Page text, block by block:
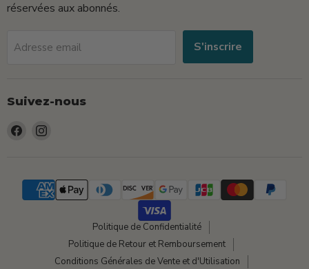
réservées aux abonnés.
Adresse email S'inscrire
Suivez-nous
Trouvez-
Politique de Confidentialité
Politique de Retour et Remboursement
Conditions Générales de Vente et d'Utilisation